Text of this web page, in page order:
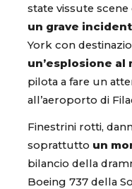
state vissute scene
un grave
York con
un’esplosione al
pilota a fare un
all’aeroporto di
Finestrini rotti,
soprattutto un
bilancio della
Boeing 737 della